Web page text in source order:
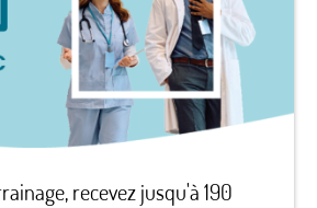
recevez jusqu'à 190